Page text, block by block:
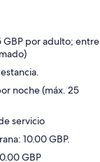
GBP por adulto; entre
noche (máx. 25
servicio
10.00 GBP.
GBP